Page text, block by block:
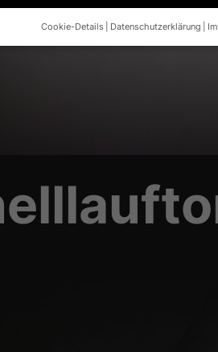
Cookie-Details Datenschutzerklärung
und Ihre Zustimmung zu freiwilligen
Technologien auf unserer
z. B. für personalisierte
über die Verwendung Ihrer
über alle verwendeten Cookies. Sie
anzeigen lassen und so nur
Nur essenzielle Cookies